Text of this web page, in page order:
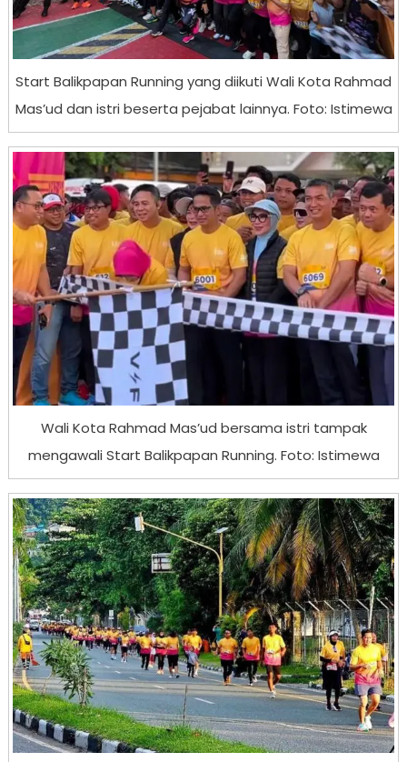
Start Balikpapan Running yang diikuti Wali Kota Rahmad
Mas’ud dan istri beserta pejabat lainnya. Foto: Istimewa
Wali Kota Rahmad Mas’ud bersama istri tampak
mengawali Start Balikpapan Running. Foto: Istimewa